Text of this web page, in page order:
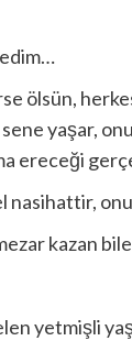
ölsün,
yaşar,
ereceği
nasihattir,
kazan
yetmişli